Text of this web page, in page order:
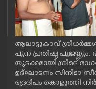
NEWS 360
CASE DIARY
CINEMA
ആലാട്ടുകാവ്
പുന പ്രതിഷ്ഠ
തുടക്കമായി ശ്രീമദ്
ഉദ്ഘാടനം സിനിമാ
ഭദ്രദീപം കൊളുത്തി